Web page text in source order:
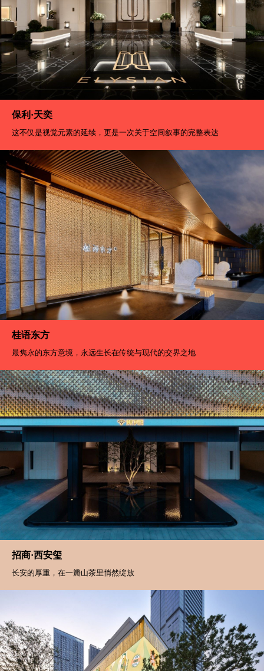
保利·天奕
这不仅是视觉元素的延续，更是一次关于空间叙事的完整表达
桂语东方
最隽永的东方意境，永远生长在传统与现代的交界之地
招商·西安玺
长安的厚重，在一瓣山茶里悄然绽放